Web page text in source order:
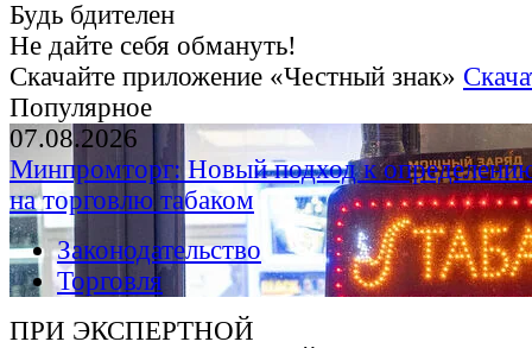
Будь бдителен
Не дайте себя обмануть!
Скачайте приложение «Честный знак»
Популярное
07.08.2026
Минпромторг: Новый подход к
на торговлю табаком
Законодательство
Торговля
ПРИ ЭКСПЕРТНОЙ